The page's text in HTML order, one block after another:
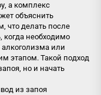
а комплекс
объяснить
что делать после
когда необходимо
или
этапом. Такой подход
но и начать
из запоя